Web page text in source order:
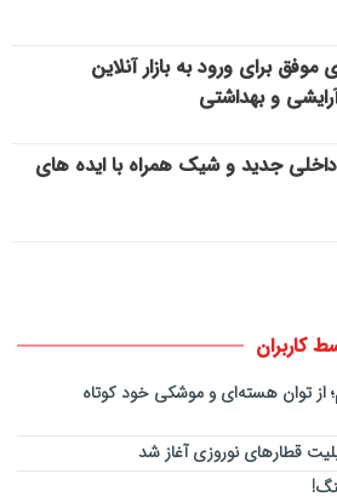
موفق برای ورود به بازار آنلاین
و بهداشتی
جدید و شیک همراه با ایده های
کاربران
از توان هسته‌ای و موشکی خود کوتاه
قطارهای نوروزی آغاز شد